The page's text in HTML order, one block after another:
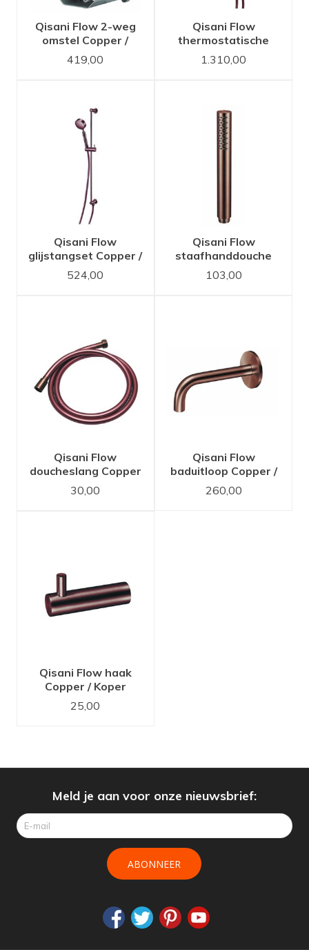
Qisani Flow 2-weg
omstel Copper /
Koper
419,00
Qisani Flow
thermostatische
inbouwset 2-weg
vierkant Copper /
1.310,00
Qisani Flow
glijstangset Copper /
Koper
524,00
Qisani Flow
staafhanddouche
Copper / Koper
103,00
Qisani Flow
doucheslang Copper
/ Koper
30,00
Qisani Flow
baduitloop Copper /
Koper
260,00
Qisani Flow haak
Copper / Koper
25,00
Meld je aan voor onze nieuwsbrief:
ABONNEER